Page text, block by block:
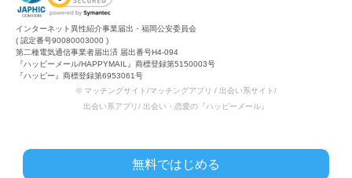
インターネット異性紹介事業届出・福岡公安委員会
( 認定番号90080003000 )
第二種電気通信事業者届出済 届出番号H4-094
『ハッピーメール/HAPPYMAIL』商標登録第5150003号
『ハッピー』商標登録第6953061号
© マッチングサイト/マッチングアプリ / 出会い系サイト/
出会い系アプリ/ 出会い・恋愛の『ハッピーメール』
無料ではじめる